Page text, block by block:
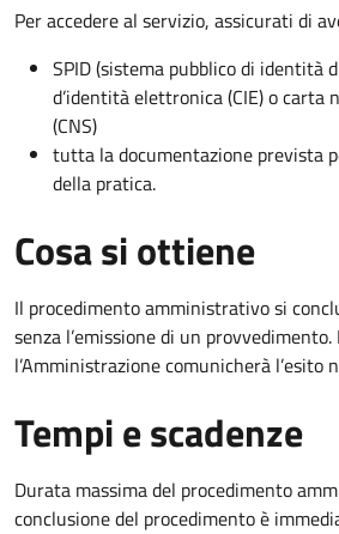
Per accedere al servizio, assicurati di
SPID (sistema pubblico di identità
d’identità elettronica (CIE) o carta
(CNS)
tutta la documentazione prevista
della pratica.
Cosa si ottiene
Il procedimento amministrativo si
senza l’emissione di un
l’Amministrazione comunicherà l’esito
Tempi e scadenze
Durata massima del procedimento
conclusione del procedimento è